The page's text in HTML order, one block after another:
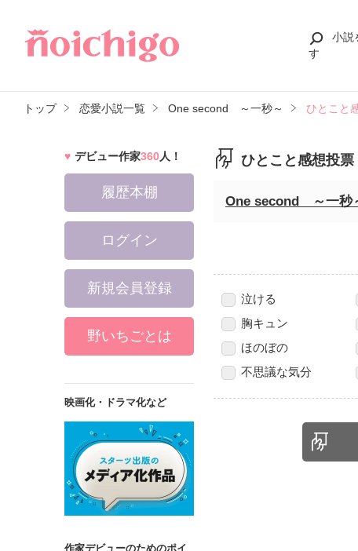
小説
す
トップ 恋愛小説一覧 One second ～一秒～ ひとこと
ひとこと感想投票
One second ～一秒
泣ける
胸キュン
ほのぼの
不思議な気分
デビュー作家360人！
履歴本棚
ログイン
新規会員登録
野いちごとは
映画化・ドラマ化など
作家デビューのためのポイ